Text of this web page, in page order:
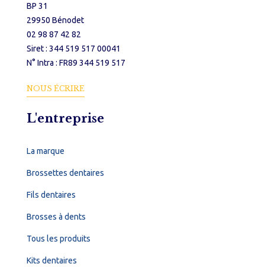
BP 31
29950 Bénodet
02 98 87 42 82
Siret : 344 519 517 00041
N° Intra : FR89 344 519 517
NOUS ÉCRIRE
L'entreprise
La marque
Brossettes dentaires
Fils dentaires
Brosses à dents
Tous les produits
Kits dentaires